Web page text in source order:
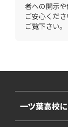
者への開示
ご安心くださ
ご覧下さい。
一ツ葉高校